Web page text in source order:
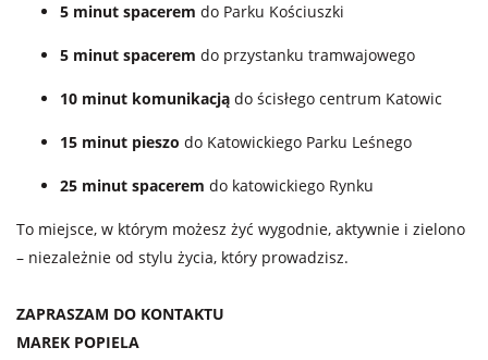
5 minut spacerem do Parku Kościuszki
5 minut spacerem do przystanku tramwajowego
10 minut komunikacją do ścisłego centrum Katowic
15 minut pieszo do Katowickiego Parku Leśnego
25 minut spacerem do katowickiego Rynku
To miejsce, w którym możesz żyć wygodnie, aktywnie i zielono
– niezależnie od stylu życia, który prowadzisz.
ZAPRASZAM DO KONTAKTU
MAREK POPIELA